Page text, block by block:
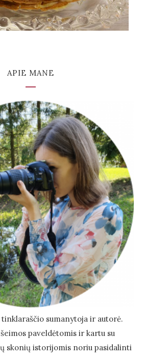
APIE MANE
sumanytoja ir autorė.
paveldėtomis ir kartu su
skonių istorijomis noriu pasidalinti